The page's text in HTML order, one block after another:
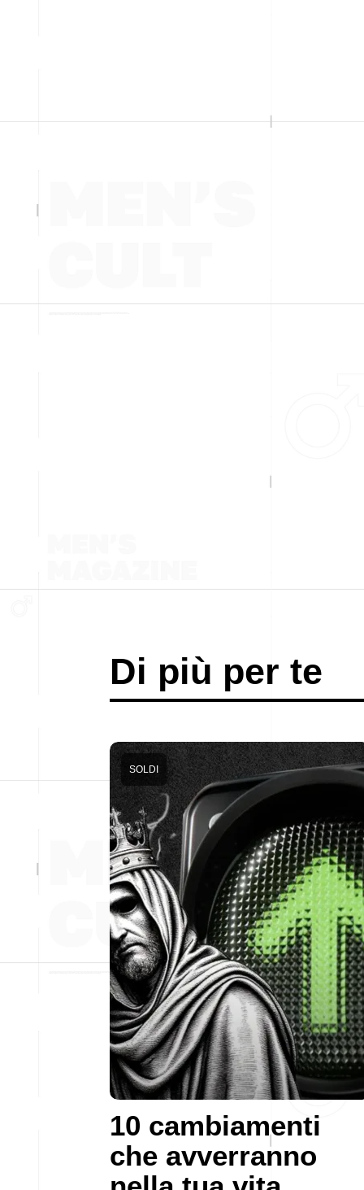
Di più per te
10 cambiamenti
che avverranno
SOLDI